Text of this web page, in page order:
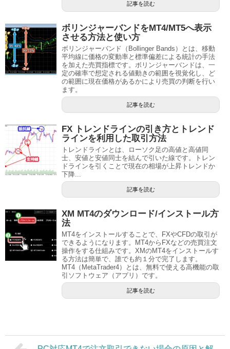
記事を読む
ボリンジャーバンドをMT4/MT5へ表示
させる方法と使い方
ボリンジャーバンド（Bollinger Bands）とは、移動
平均線に価格の変動率と標準偏差による統計の手法
を加えた売買指標です。ボリンジャーバンドは、一
定の確率で想定される値動きの範囲を視覚化し、ど
の範囲に現在価格があるかにより売買の判断を行い
ます。
記事を読む
FX トレンドラインの引き方とトレンド
ラインを利用した取引方法
トレンドラインとは、ローソク足の高値と高値同
士、安値と安値同士を結んで引いた線です。トレン
ドラインを引くことで現在の相場が上昇トレンドか
下降...
記事を読む
XM MT4のダウンロード/インストール方
法
MT4をインストールすることで、FXやCFDの取引が
できるようになります。MT4からFXなどの売買注文
操作をする仕組みです。XMのMT4をインストールす
る方法は簡単で、誰でも約１分で完了します。
MT4（MetaTrader4）とは、無料で使える高機能の取
引ソフトウェア（アプリ）です。
記事を読む